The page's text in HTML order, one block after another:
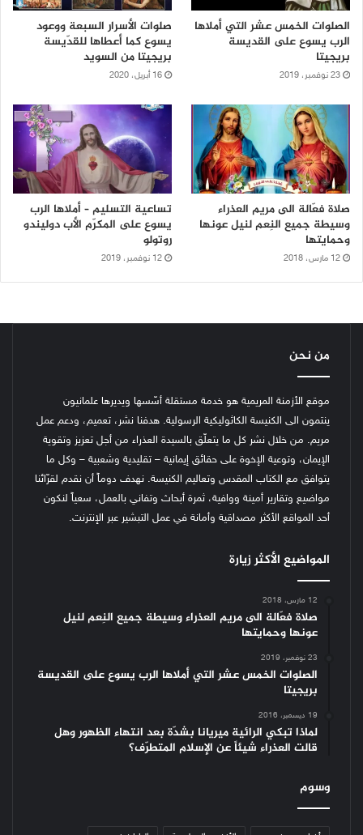
الصلوات الخمس عشر التي أملاها
الرب يسوع على القديسة
بريجيتا
23 نوفمبر، 2019
صلوات الأسرار السبعة ووعود
يسوع كما أعطاها للقدّيسة
بريجيتا من السويد
16 أبريل، 2020
صلاة فعّالة الى مريم العذراء
وسيطة جميع النِعم لنيل عونها
وحمايتها
12 مارس، 2018
تساعية التسليم – أملاها الرب
يسوع على المكرّم الأب دوليندو
روتولو
12 نوفمبر، 2019
من نحن
موقع الأزمنة المريمية هو خدمة مستقلة أسّسها ويديرها علمانيون
ينتمون الى الكنيسة الكاثوليكية الرسولية. هدفنا نشر، تعميم، ودعم عمل
مريم. من خلال نشر كل ما يتعلّق بالسيدة العذراء من أجل تعزيز وتقوية
الإيمان، وتوعية الإخوة على حقائق إيمانية – تقليدية وشعبية – وكل ما
يتوافق مع الكتاب المقدس وتعاليم الكنيسة. نهدف دوماً أن نقدم لقرّائنا
مواضيع وتقارير أمينة ووافية، ثمرة أبحاث وتفاني بالعمل، سعياً لنكون
أحد المواقع الأكثر مصداقية وأمانة في عمل التبشير عبر الإنترنت.
المواضيع الأكثر زيارة
12 مارس، 2018
صلاة فعّالة الى مريم العذراء وسيطة جميع النِعم لنيل
عونها وحمايتها
23 نوفمبر، 2019
الصلوات الخمس عشر التي أملاها الرب يسوع على القديسة
بريجيتا
19 ديسمبر، 2016
لماذا تبكي الرائية ميريانا بشدّة بعد انتهاء الظهور وهل
قالت العذراء شيئاً عن الإسلام المتطرّف؟
وسوم